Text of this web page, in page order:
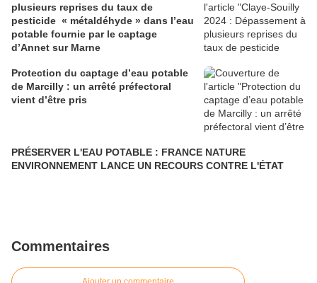
plusieurs reprises du taux de
pesticide « métaldéhyde » dans l’eau
potable fournie par le captage
d’Annet sur Marne
Protection du captage d’eau potable
de Marcilly : un arrêté préfectoral
vient d’être pris
PRÉSERVER L'EAU POTABLE : FRANCE NATURE
ENVIRONNEMENT LANCE UN RECOURS CONTRE L'ÉTAT
Commentaires